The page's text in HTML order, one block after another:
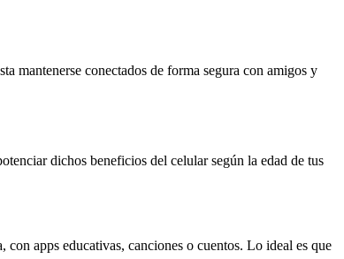
mantenerse conectados de forma segura con amigos y
dichos beneficios del celular según la edad de tus
apps educativas, canciones o cuentos. Lo ideal es que